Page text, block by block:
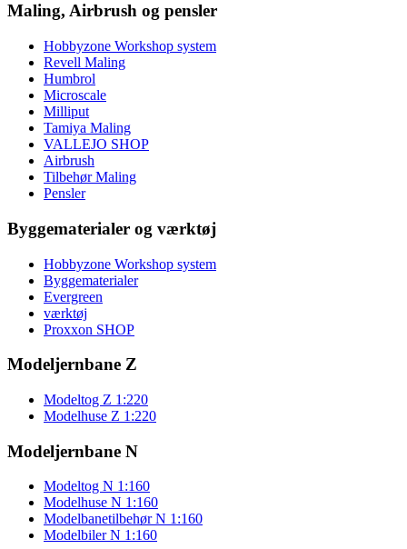
Maling, Airbrush og pensler
Hobbyzone Workshop system
Revell Maling
Humbrol
Microscale
Milliput
Tamiya Maling
VALLEJO SHOP
Airbrush
Tilbehør Maling
Pensler
Byggematerialer og værktøj
Hobbyzone Workshop system
Byggematerialer
Evergreen
værktøj
Proxxon SHOP
Modeljernbane Z
Modeltog Z 1:220
Modelhuse Z 1:220
Modeljernbane N
Modeltog N 1:160
Modelhuse N 1:160
Modelbanetilbehør N 1:160
Modelbiler N 1:160